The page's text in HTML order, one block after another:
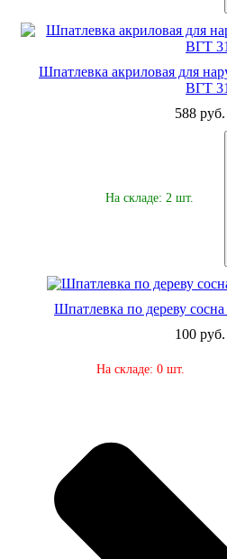
Шпатлевка акриловая для
ВГТ
588
На складе: 2 шт.
Шпатлевка по дереву
100
На складе: 0 шт.